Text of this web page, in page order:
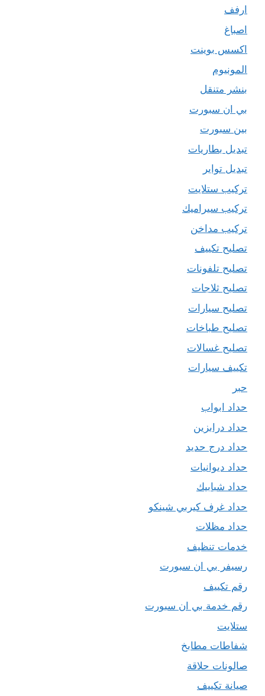
ارفف
اصباغ
اكسس بوينت
المونيوم
بنشر متنقل
بي ان سبورت
بين سبورت
تبديل بطاريات
تبديل تواير
تركيب ستلايت
تركيب سيراميك
تركيب مداخن
تصليح تكييف
تصليح تلفونات
تصليح ثلاجات
تصليح سيارات
تصليح طباخات
تصليح غسالات
تكييف سيارات
حبر
حداد ابواب
حداد درابزين
حداد درج حديد
حداد ديوانيات
حداد شبابيك
حداد غرف كيربي شينكو
حداد مظلات
خدمات تنظيف
رسيفر بي ان سبورت
رقم تكييف
رقم خدمة بي ان سبورت
ستلايت
شفاطات مطابخ
صالونات حلاقة
صيانة تكييف